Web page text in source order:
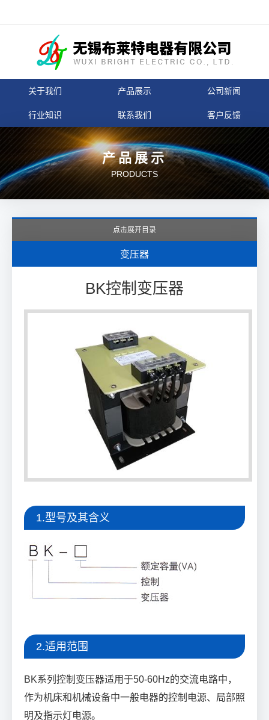
关于我们 产品展示 公司新闻
行业知识 联系我们 客户反馈
产品展示
PRODUCTS
点击展开目录
变压器
BK控制变压器
1.型号及其含义
2.适用范围
BK系列控制变压器适用于50-60Hz的交流电路中，
作为机床和机械设备中一般电器的控制电源、局部照
明及指示灯电源。